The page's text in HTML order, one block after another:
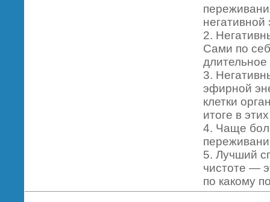
2.
Сами по
3.
эфирной
клетки
итоге в
4. Чаще
5. Лучший
чистоте —
по какому